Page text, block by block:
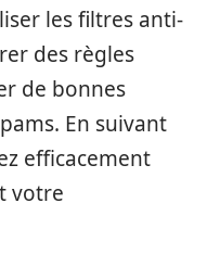
les filtres anti-
des règles
de bonnes
En suivant
efficacement
votre